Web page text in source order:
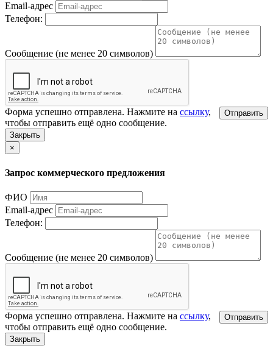
Email-адрес
Телефон:
Сообщение (не менее 20 символов)
Отправить
Форма успешно отправлена. Нажмите на ссылку,
чтобы отправить ещё одно сообщение.
Закрыть
×
Запрос коммерческого предложения
ФИО
Email-адрес
Телефон:
Сообщение (не менее 20 символов)
Отправить
Форма успешно отправлена. Нажмите на ссылку,
чтобы отправить ещё одно сообщение.
Закрыть